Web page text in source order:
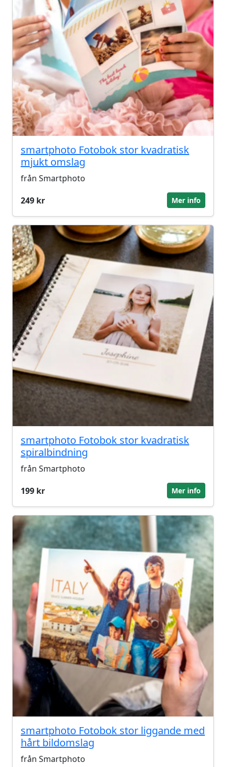
smartphoto Fotobok stor kvadratisk
mjukt omslag
från Smartphoto
249 kr
Mer info
smartphoto Fotobok stor kvadratisk
spiralbindning
från Smartphoto
199 kr
Mer info
smartphoto Fotobok stor liggande med
hårt bildomslag
från Smartphoto